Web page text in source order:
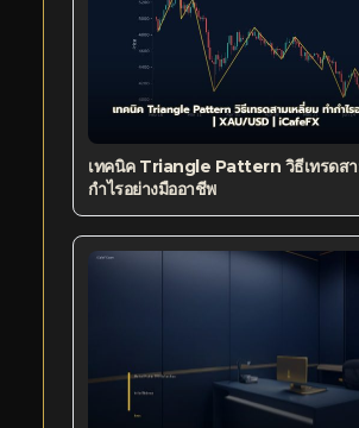
เทคนิค Triangle Pattern วิธีเทรดสา
กำไรอย่างมืออาชีพ